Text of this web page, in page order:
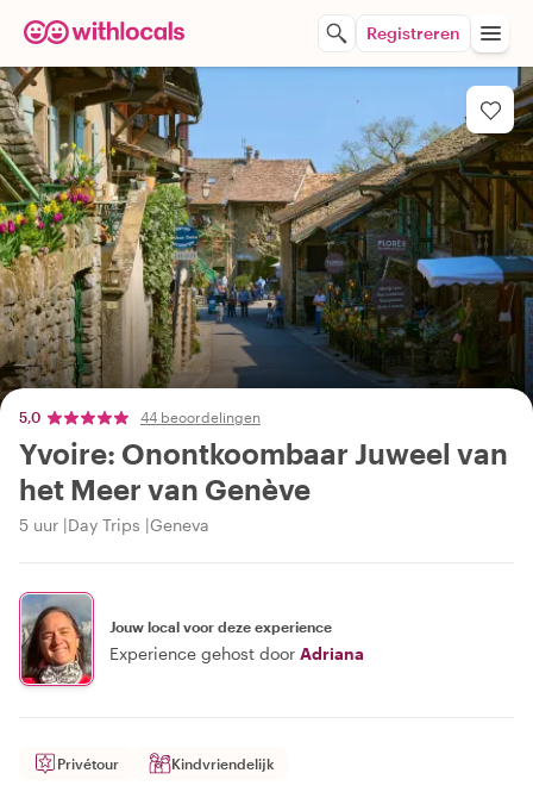
Registreren
5,0 44 beoordelingen
Yvoire: Onontkoombaar Juweel van
het Meer van Genève
5 uur Day Trips Geneva
Jouw local voor deze experience
Experience gehost door Adriana
Privétour Kindvriendelijk